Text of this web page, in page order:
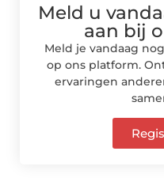
Meld u
aan bij
Meld je vandaag
op ons platform.
ervaringen